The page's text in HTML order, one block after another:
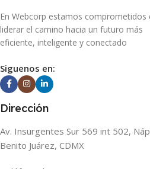
En Webcorp estamos comprometidos
liderar el camino hacia un futuro más
eficiente, inteligente y conectado
Siguenos en:
Dirección
Av. Insurgentes Sur 569 int 502,
Benito Juárez, CDMX